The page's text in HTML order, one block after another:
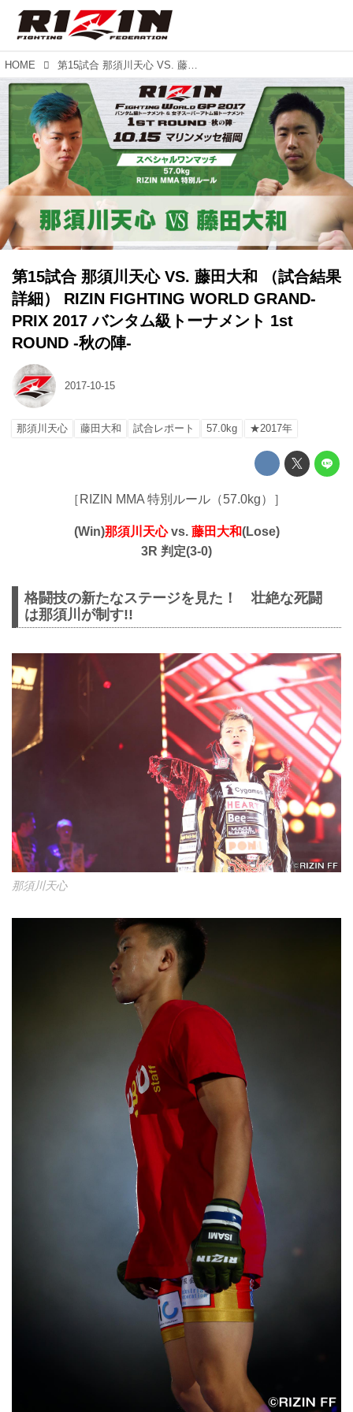
HOME 第15試合 那須川天心 VS. 藤田大和 （試合結果詳細） RIZIN FIGHTING WORLD GRAND-PRIX 2017 バンタム級トーナメント 1st ROUND -秋の陣-
第15試合 那須川天心 VS. 藤田大和 （試合結果
詳細） RIZIN FIGHTING WORLD GRAND-
PRIX 2017 バンタム級トーナメント 1st
ROUND -秋の陣-
2017-10-15
那須川天心 藤田大和 試合レポート 57.0kg ★2017年
［RIZIN MMA 特別ルール（57.0kg）］
(Win)那須川天心vs. 藤田大和(Lose)
3R 判定(3-0)
格闘技の新たなステージを見た！ 壮絶な死闘
は那須川が制す!!
那須川天心